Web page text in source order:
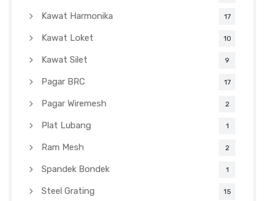
Kawat Harmonika 17
Kawat Loket 10
Kawat Silet 9
Pagar BRC 17
Pagar Wiremesh 2
Plat Lubang 1
Ram Mesh 2
Spandek Bondek 1
Steel Grating 15